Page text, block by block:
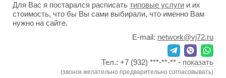
Для Вас я постарался расписать типовые услуги и их
стоимость, что бы Вы сами выбирали, что именно Вам
нужно на сайте.
E-mail: network@vj72.ru
Тел.: +7 (932) ***-**-** - показать
(звонок желательно предварительно согласовывать)